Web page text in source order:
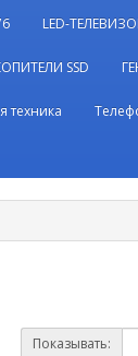
LED-
SSD
техника
Показывать: